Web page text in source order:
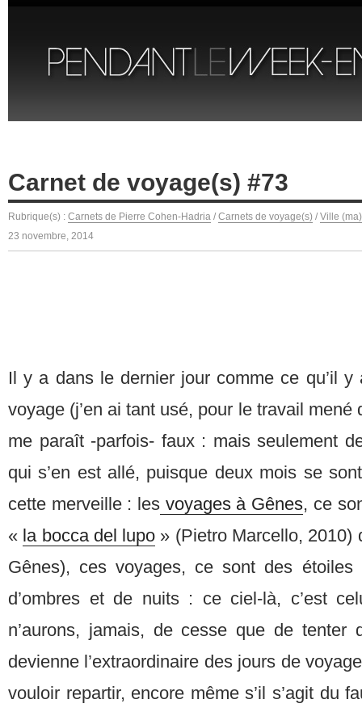
Carnet de voyage(s) #73
Rubrique(s) : Carnets de Pierre Cohen-Hadria / Carnets de voyage(s) / Ville
23 novembre, 2014
Il y a dans le dernier jour comme ce qu’il
voyage (j’en ai tant usé, pour le travail mené
me paraît -parfois- faux : mais seulement
qui s’en est allé, puisque deux mois se
cette merveille : les voyages à Gênes, ce
« la bocca del lupo » (Pietro Marcello, 2010)
Gênes), ces voyages, ce sont des
d’ombres et de nuits : ce ciel-là, c’est
n’aurons, jamais, de cesse que de tenter
devienne l’extraordinaire des jours de
vouloir repartir, encore même s’il s’agit du